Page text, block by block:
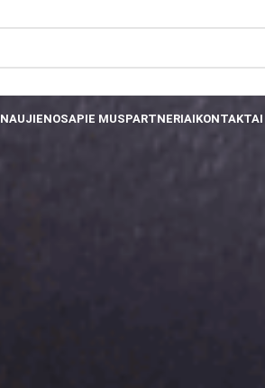
NAUJIENOSAPIE MUSPARTNERIAIKONTAKTAI